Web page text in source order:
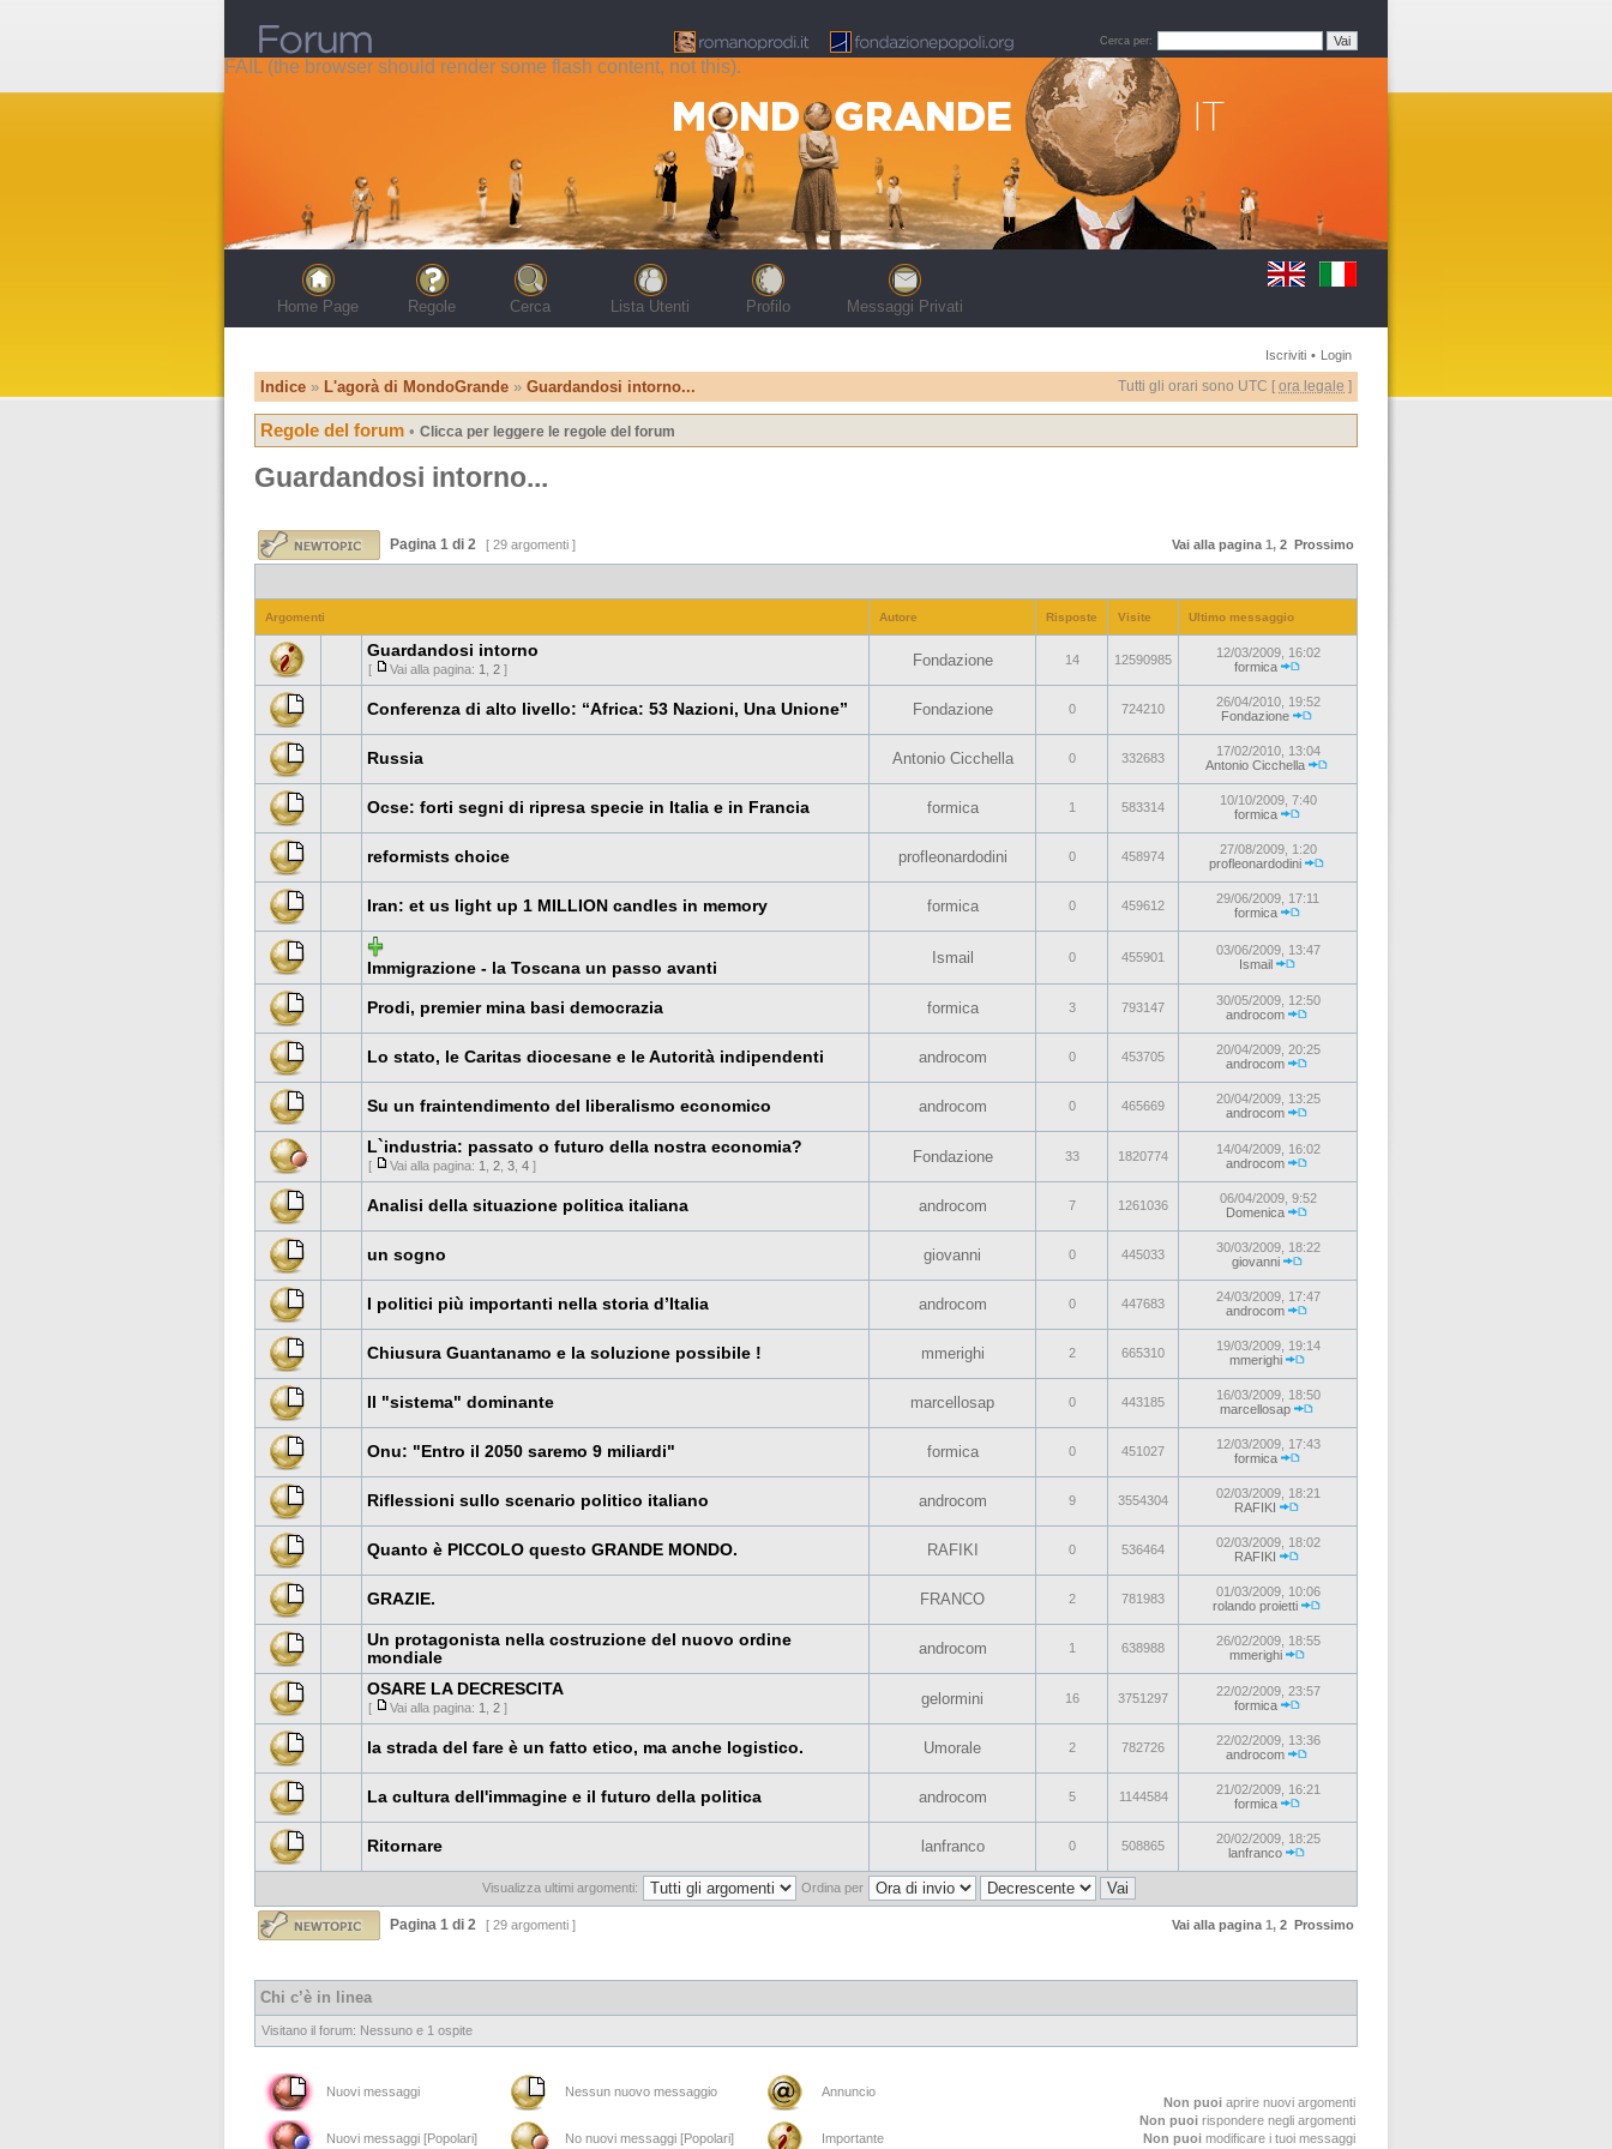
Cerca per:
FAIL (the browser should render some flash content, not this).
Home Page Regole Cerca Lista Utenti Profilo Messaggi Privati
Iscriviti • Login
Indice » L'agorà di MondoGrande » Guardandosi intorno... Tutti gli orari sono UTC [ ora legale ]
Regole del forum • Clicca per leggere le regole del forum
Guardandosi intorno...
Pagina 1 di 2 [ 29 argomenti ] Vai alla pagina 1, 2 Prossimo
Argomenti Autore Risposte Visite Ultimo messaggio
Guardandosi intorno
[ Vai alla pagina: 1 2 ] Fondazione 14 12590985
12/03/2009, 16:02
formica
Conferenza di alto livello: “Africa: 53 Nazioni, Una Unione” Fondazione 0 724210
26/04/2010, 19:52
Fondazione
Russia Antonio Cicchella 0 332683
17/02/2010, 13:04
Antonio Cicchella
Ocse: forti segni di ripresa specie in Italia e in Francia formica 1 583314
10/10/2009, 7:40
formica
reformists choice profleonardodini 0 458974
27/08/2009, 1:20
profleonardodini
Iran: et us light up 1 MILLION candles in memory formica 0 459612
29/06/2009, 17:11
formica
Immigrazione - la Toscana un passo avanti
Ismail 0 455901
03/06/2009, 13:47
Ismail
Prodi, premier mina basi democrazia formica 3 793147
30/05/2009, 12:50
androcom
Lo stato, le Caritas diocesane e le Autorità indipendenti androcom 0 453705
20/04/2009, 20:25
androcom
Su un fraintendimento del liberalismo economico androcom 0 465669
20/04/2009, 13:25
androcom
L`industria: passato o futuro della nostra economia?
[ Vai alla pagina: 1 2 3 4 ] Fondazione 33 1820774
14/04/2009, 16:02
androcom
Analisi della situazione politica italiana androcom 7 1261036
06/04/2009, 9:52
Domenica
un sogno giovanni 0 445033
30/03/2009, 18:22
giovanni
I politici più importanti nella storia d’Italia androcom 0 447683
24/03/2009, 17:47
androcom
Chiusura Guantanamo e la soluzione possibile ! mmerighi 2 665310
19/03/2009, 19:14
mmerighi
Il "sistema" dominante marcellosap 0 443185
16/03/2009, 18:50
marcellosap
Onu: "Entro il 2050 saremo 9 miliardi" formica 0 451027
12/03/2009, 17:43
formica
Riflessioni sullo scenario politico italiano androcom 9 3554304
02/03/2009, 18:21
RAFIKI
Quanto è PICCOLO questo GRANDE MONDO. RAFIKI 0 536464
02/03/2009, 18:02
RAFIKI
GRAZIE. FRANCO 2 781983
01/03/2009, 10:06
rolando proietti
Un protagonista nella costruzione del nuovo ordine
mondiale
androcom 1 638988
26/02/2009, 18:55
mmerighi
OSARE LA DECRESCITA
[ Vai alla pagina: 1 2 ] gelormini 16 3751297
22/02/2009, 23:57
formica
la strada del fare è un fatto etico, ma anche logistico. Umorale 2 782726
22/02/2009, 13:36
androcom
La cultura dell'immagine e il futuro della politica androcom 5 1144584
21/02/2009, 16:21
formica
Ritornare lanfranco 0 508865
20/02/2009, 18:25
lanfranco
Visualizza ultimi argomenti: Ordina per
Pagina 1 di 2 [ 29 argomenti ] Vai alla pagina 1, 2 Prossimo
Chi c’è in linea
Visitano il forum: Nessuno e 1 ospite
Nuovi messaggi Nessun nuovo messaggio Annuncio
Nuovi messaggi [Popolari] No nuovi messaggi [Popolari] Importante
Non puoi aprire nuovi argomenti
Non puoi rispondere negli argomenti
Non puoi modificare i tuoi messaggi